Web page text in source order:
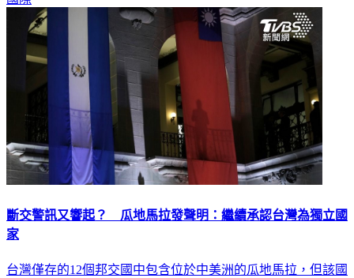
斷交警訊又響起？ 瓜地馬拉發聲明：繼續承認台灣為獨立國
家
台灣僅存的12個邦交國中包含位於中美洲的瓜地馬拉，但該國